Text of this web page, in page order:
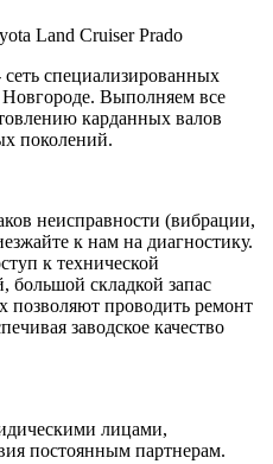
специализированных
Выполняем все
карданных валов
поколений.
неисправности (вибрации,
к нам на диагностику.
к технической
большой складкой запас
проводить ремонт
заводское качество
лицами,
постоянным партнерам.